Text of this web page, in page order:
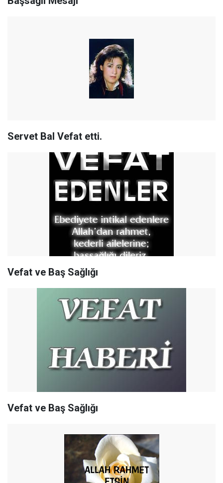
Servet Bal Vefat etti.
Vefat ve Baş Sağlığı
Vefat ve Baş Sağlığı